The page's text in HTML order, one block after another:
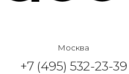
Москва
+7 (495) 532-23-39